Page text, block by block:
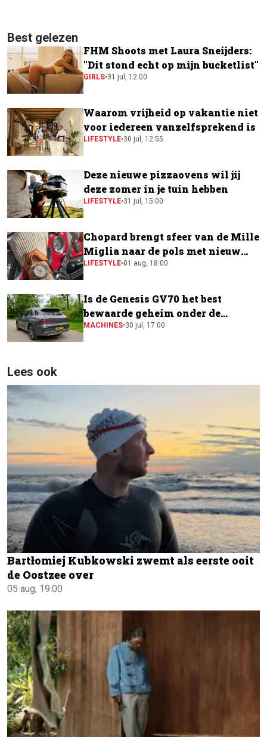
Best gelezen
FHM Shoots met Laura Sneijders:
"Dit stond echt op mijn bucketlist"
GIRLS•31 jul, 12:00
Waarom vrijheid op vakantie niet
voor iedereen vanzelfsprekend is
LIFESTYLE•30 jul, 12:55
Deze nieuwe pizzaovens wil jij
deze zomer in je tuin hebben
LIFESTYLE•31 jul, 15:00
Chopard brengt sfeer van de Mille
Miglia naar de pols met nieuw
horloge
LIFESTYLE•01 aug, 18:00
Is de Genesis GV70 het best
bewaarde geheim onder de
elektrische SUV's?
MACHINES•30 jul, 17:00
Lees ook
Bartłomiej Kubkowski zwemt als eerste ooit
de Oostzee over
05 aug, 19:00